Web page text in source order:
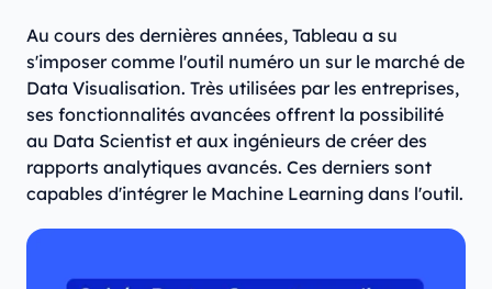
Au cours des dernières années, Tableau a su
s'imposer comme l'outil numéro un sur le marché de
Data Visualisation. Très utilisées par les entreprises,
ses fonctionnalités avancées offrent la possibilité
au Data Scientist et aux ingénieurs de créer des
rapports analytiques avancés. Ces derniers sont
capables d'intégrer le Machine Learning dans l'outil.